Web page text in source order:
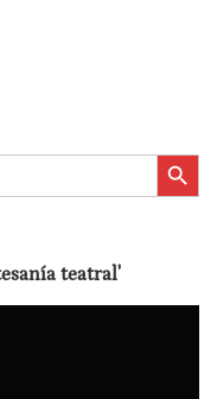
Botón de
teatral'